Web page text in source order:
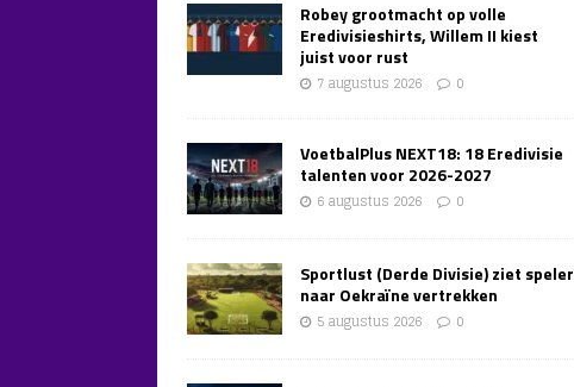
Robey grootmacht op volle
Eredivisieshirts, Willem II kiest
juist voor rust
7 augustus 2026 0
VoetbalPlus NEXT18: 18 Eredivisie
talenten voor 2026-2027
6 augustus 2026 0
Sportlust (Derde Divisie) ziet speler
naar Oekraïne vertrekken
5 augustus 2026 0